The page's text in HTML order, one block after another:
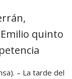
quinto
– La tarde del